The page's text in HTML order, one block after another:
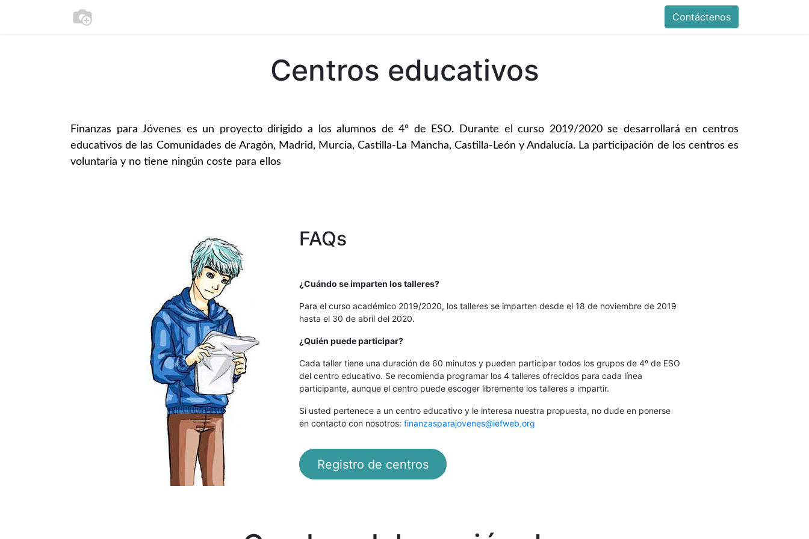
Contáctenos
Centros educativos
Finanzas para Jóvenes es un proyecto dirigido a los alumnos de 4º de ESO. Durante el curso 2019/2020 se desarrollará en centros
educativos de las Comunidades de Aragón, Madrid, Murcia, Castilla-La Mancha, Castilla-León y Andalucía. La participación de los centros es
voluntaria y no tiene ningún coste para ellos
FAQs
¿Cuándo se imparten los talleres?
Para el curso académico 2019/2020, los talleres se imparten desde el 18 de noviembre de 2019
hasta el 30 de abril del 2020.
¿Quién puede participar?
Cada taller tiene una duración de 60 minutos y pueden participar todos los grupos de 4º de ESO
del centro educativo. Se recomienda programar los 4 talleres ofrecidos para cada línea
participante, aunque el centro puede escoger libremente los talleres a impartir.
Si usted pertenece a un centro educativo y le interesa nuestra propuesta, no dude en ponerse
en contacto con nosotros: finanzasparajovenes@iefweb.org
Registro de centros